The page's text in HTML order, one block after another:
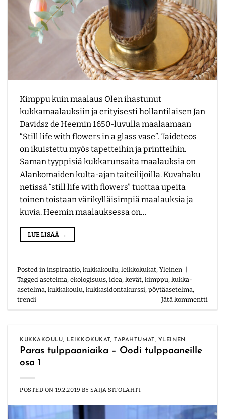
Kimppu kuin maalaus Olen ihastunut
kukkamaalauksiin ja erityisesti hollantilaisen Jan
Davidsz de Heemin 1650-luvulla maalaamaan
“Still life with flowers in a glass vase”. Taideteos
on ikuistettu myös tapetteihin ja printteihin.
Saman tyyppisiä kukkarunsaita maalauksia on
Alankomaiden kulta-ajan taiteilijoilla. Kuvahaku
netissä “still life with flowers” tuottaa upeita
toinen toistaan värikylläisimpiä maalauksia ja
kuvia. Heemin maalauksessa on…
LUE LISÄÄ →
Posted ininspiraatio,kukkakoulu,leikkokukat,Yleinen
Taggedasetelma,ekologisuus,idea,kevät,kimppu,kukka-
asetelma,kukkakoulu,kukkasidontakurssi,pöytäasetelma,
trendi
Jätä kommentti
KUKKAKOULU, LEIKKOKUKAT , TAPAHTUMAT , YLEINEN
Paras tulppaaniaika – Oodi tulppaaneille
osa 1
POSTED ON 19.2.2019 BY SAIJA SITOLAHTI